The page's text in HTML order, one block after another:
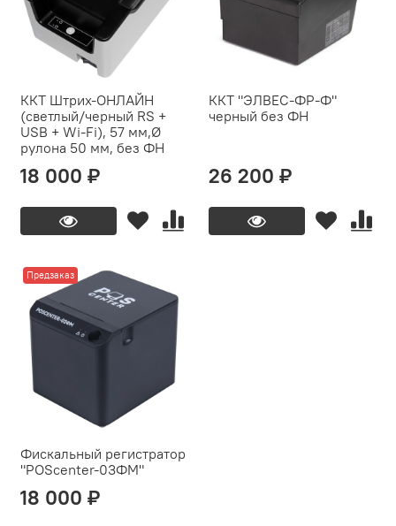
ККТ Штрих-ОНЛАЙН
(светлый/черный RS +
USB + Wi-Fi), 57 мм,Ø
рулона 50 мм, без ФН
18 000 ₽
ККТ "ЭЛВЕС-ФР-Ф"
черный без ФН
26 200 ₽
Предзаказ
Фискальный регистратор
"POScenter-03ФМ"
18 000 ₽